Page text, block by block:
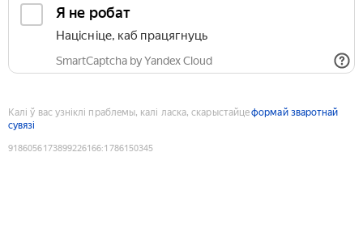
Я не робат
Націсніце, каб працягнуць
SmartCaptcha by Yandex Cloud
Калі ў вас узніклі праблемы, калі ласка, скарыстайцеформай зваротнай
сувязі
9186056173899226166:1786150345